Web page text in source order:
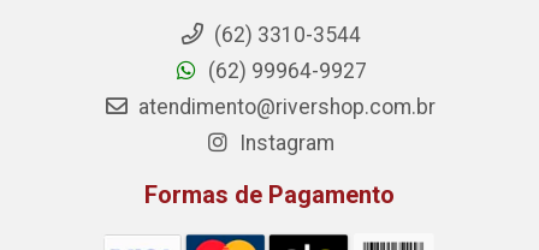
(62) 3310-3544
(62) 99964-9927
atendimento@rivershop.com.br
Instagram
Formas de Pagamento